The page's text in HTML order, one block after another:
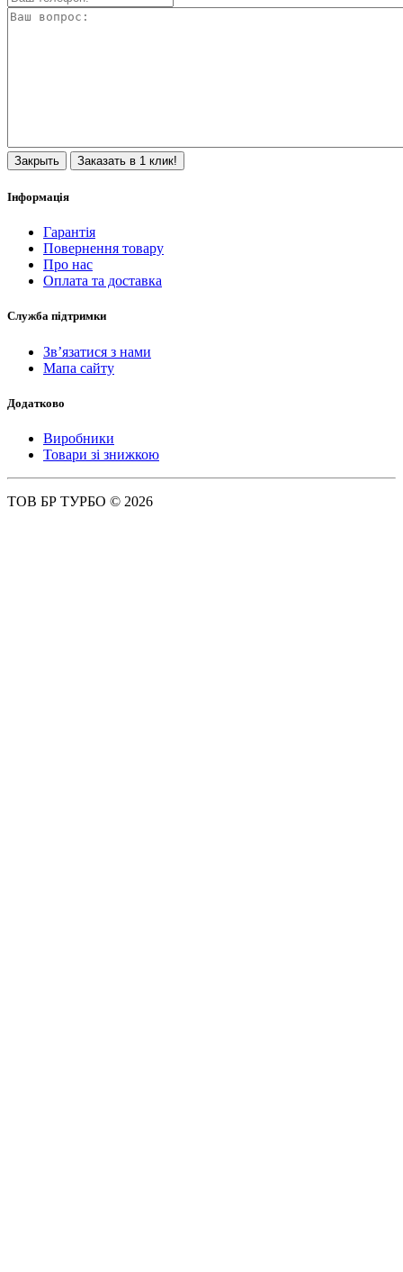
Закрыть Заказать в 1 клик!
Інформація
Гарантія
Повернення товару
Про нас
Оплата та доставка
Служба підтримки
Зв’язатися з нами
Мапа сайту
Додатково
Виробники
Товари зі знижкою
ТОВ БР ТУРБО © 2026